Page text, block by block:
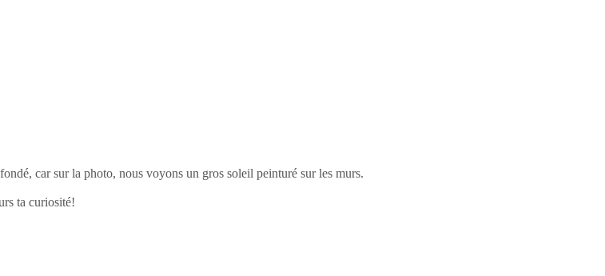
car sur la photo, nous voyons un gros soleil peinturé sur les murs.
ta curiosité!